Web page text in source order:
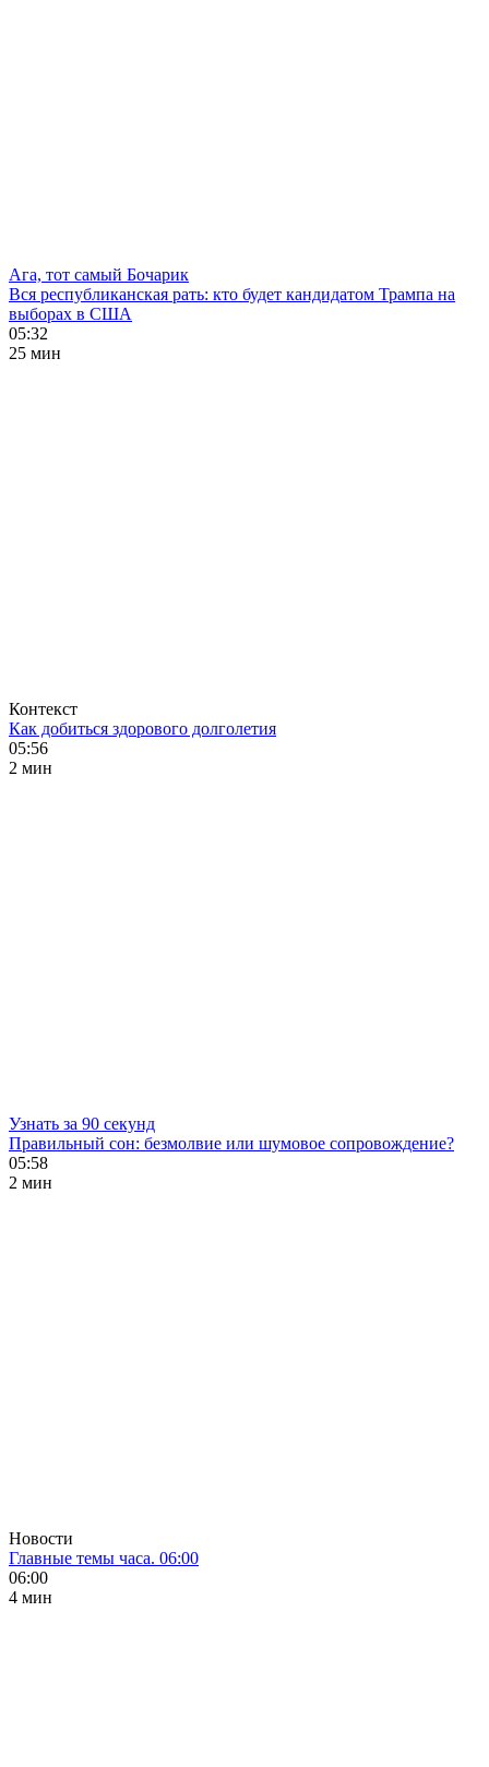
Ага, тот самый Бочарик
Вся республиканская рать: кто будет кандидатом Трампа на
выборах в США
05:32
25 мин
Контекст
Как добиться здорового долголетия
05:56
2 мин
Узнать за 90 секунд
Правильный сон: безмолвие или шумовое сопровождение?
05:58
2 мин
Новости
Главные темы часа. 06:00
06:00
4 мин